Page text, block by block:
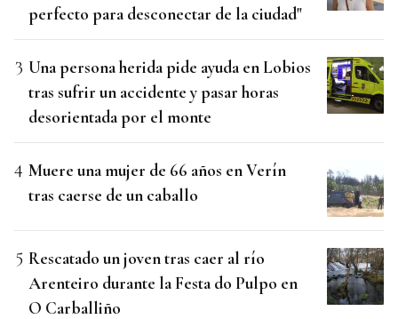
perfecto para desconectar de la ciudad"
Una persona herida pide ayuda en Lobios
tras sufrir un accidente y pasar horas
desorientada por el monte
Muere una mujer de 66 años en Verín
tras caerse de un caballo
Rescatado un joven tras caer al río
Arenteiro durante la Festa do Pulpo en
O Carballiño